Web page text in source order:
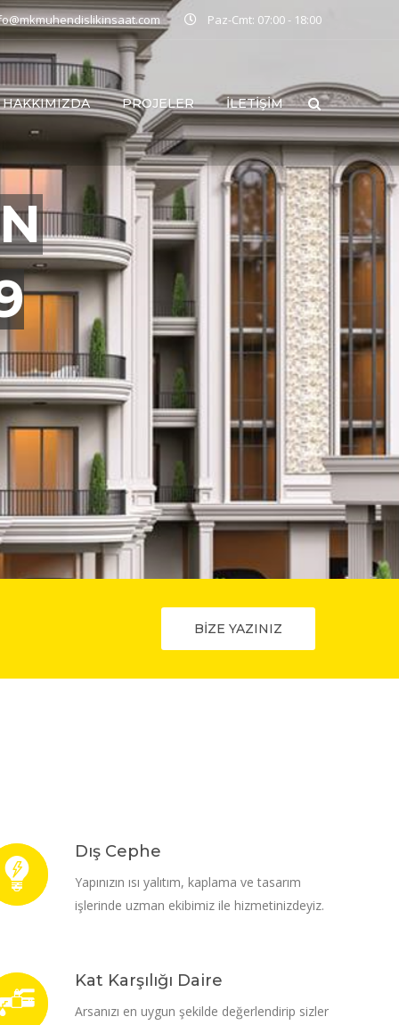
Paz-Cmt: 07:00 - 18:00
HAKKIMIZDA PROJELER İLETIŞIM
BİZE YAZINIZ
Dış Cephe
Yapınızın ısı yalıtım, kaplama ve tasarım
işlerinde uzman ekibimiz ile hizmetinizdeyiz.
Kat Karşılığı Daire
Arsanızı en uygun şekilde değerlendirip sizler